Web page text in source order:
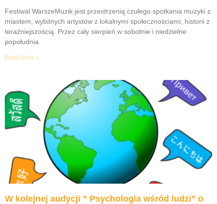
Festiwal WarszeMuzik jest przestrzenią czułego spotkania muzyki z
miastem, wybitnych artystów z lokalnymi społecznościami, historii z
teraźniejszością. Przez cały sierpień w sobotnie i niedzielne
popołudnia
Read More »
W kolejnej audycji ” Psychologia wśród ludzi” o